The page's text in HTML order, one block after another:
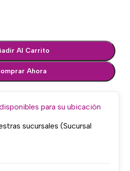
Al Carrito
Ahora
para su ubicación
sucursales (Sucursal